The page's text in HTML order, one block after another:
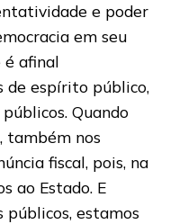
e poder
em seu
é afinal
de espírito público,
Quando
também nos
fiscal, pois, na
ao Estado. E
públicos, estamos